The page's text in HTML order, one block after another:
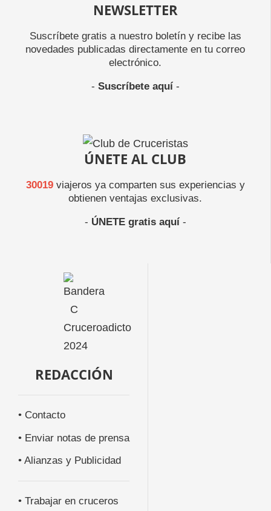
NEWSLETTER
Suscríbete gratis a nuestro boletín y recibe las
novedades publicadas directamente en tu correo
electrónico.
- Suscríbete aquí-
ÚNETE AL CLUB
30019viajeros ya comparten sus experiencias y
obtienen ventajas exclusivas.
- ÚNETE gratis aquí-
REDACCIÓN
• Contacto
• Enviar notas de prensa
• Alianzas y Publicidad
• Trabajar en cruceros